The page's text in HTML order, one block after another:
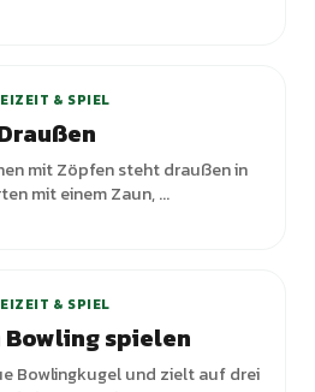
& SPIEL
mit Zöpfen steht draußen in
mit einem Zaun, ...
& SPIEL
Bowling spielen
Bowlingkugel und zielt auf drei